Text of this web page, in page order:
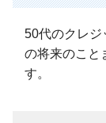
50代のクレジ
の将来のこと
す。